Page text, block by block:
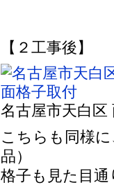
【２工事後】
名古屋市天白区
こちらも同様
品）
格子も見た目